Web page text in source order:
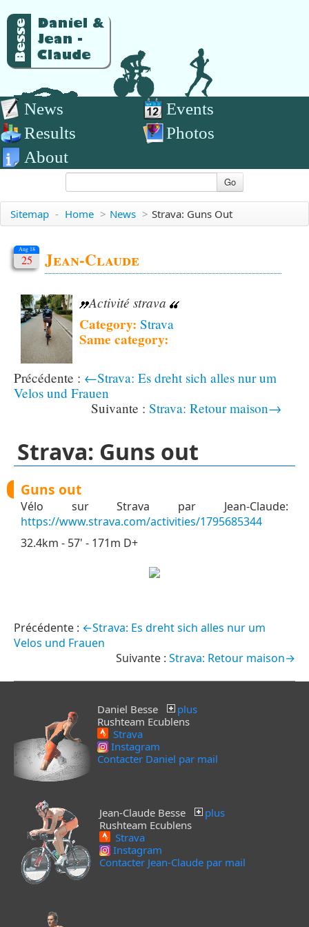
News
Events
Results
Photos
About
Go
Sitemap - Home > News > Strava: Guns Out
Aug 18
25 Jean-Claude
Activité strava
Category: Strava
Same category:
←Strava: Es dreht sich alles nur um
Velos und Frauen
Strava: Retour maison→
Strava: Guns out
Guns out
Vélo sur Strava par Jean-Claude:
https://www.strava.com/activities/1795685344
32.4km - 57' - 171m D+
←Strava: Es dreht sich alles nur um
Velos und Frauen
Strava: Retour maison→
Daniel Besse
plus
Rushteam Ecublens
Strava
Instagram
Contacter Daniel par mail
Jean-Claude Besse
plus
Rushteam Ecublens
Strava
Instagram
Contacter Jean-Claude par mail